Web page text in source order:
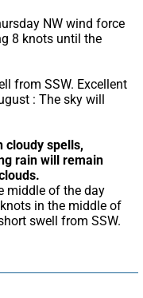
NW wind force
8 knots until the
from SSW. Excellent
: The sky will
cloudy spells,
rain will remain
in the middle of
swell from SSW.